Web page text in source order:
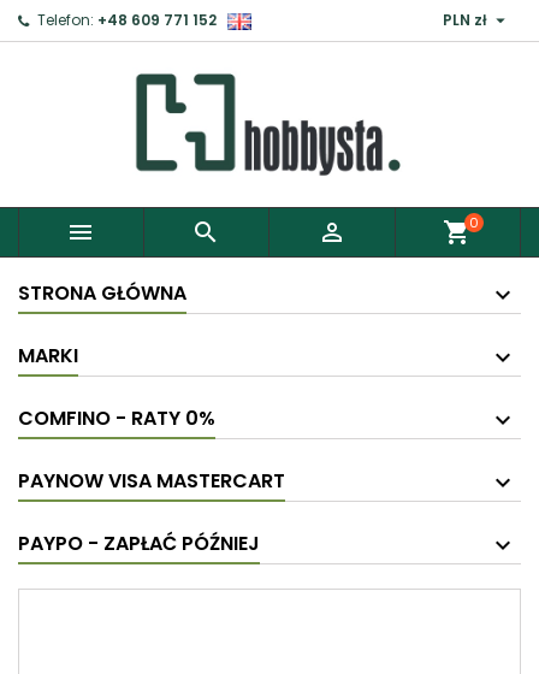
Telefon: +48 609 771 152 PLN zł 
   shopping_cart0
STRONA GŁÓWNA
MARKI
COMFINO - RATY 0%
PAYNOW VISA MASTERCART
PAYPO - ZAPŁAĆ PÓŹNIEJ